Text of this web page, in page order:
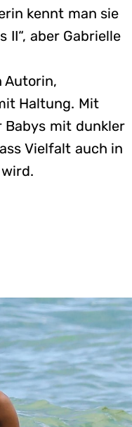
kennt man sie
II“, aber Gabrielle
Autorin,
Haltung. Mit
Babys mit dunkler
Vielfalt auch in